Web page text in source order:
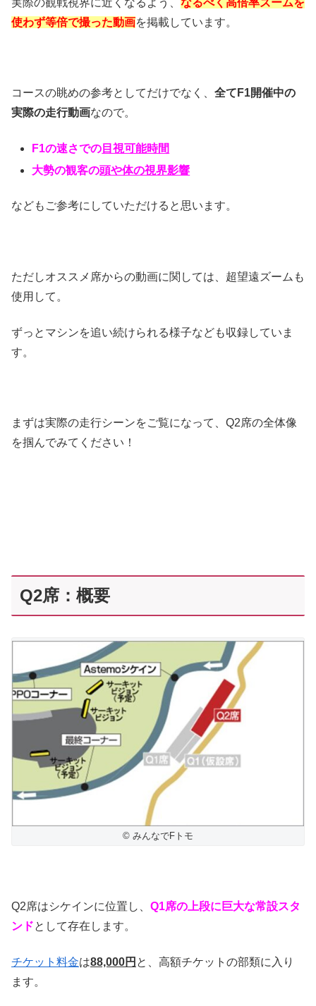
使わず等倍で撮った動画を掲載しています。
コースの眺めの参考としてだけでなく、 全てF1開催中の
実際の走行動画なので。
F1の速さでの 目視可能時間
大勢の観客の頭や体の視界影響
などもご参考にしていただけると思います。
ただしオススメ席からの動画に関しては、超望遠ズームも
使用して。
ずっとマシンを追い続けられる様子なども収録していま
す。
まずは実際の走行シーンをご覧になって、Q2席の全体像
を掴んでみてください！
Q2席：概要
© みんなでFトモ
Q2席はシケインに位置し、 Q1席の上段に巨大な常設スタ
ンドとして存在します。
チケット料金は88,000円 と、高額チケットの部類に入り
ます。